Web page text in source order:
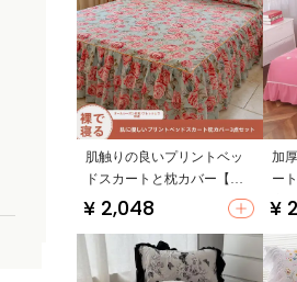
肌触りの良いプリントベッ
ドスカートと枕カバー【フ
レッシュフラワー・レース
付き・一人用・極上の柔ら
かさ】（セットアップ対
応）
¥ 2,048
加
ー
塵
¥